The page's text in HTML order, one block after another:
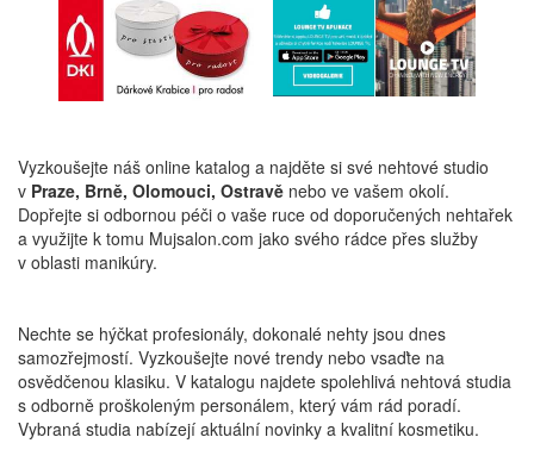
Vyzkoušejte náš online katalog a najděte si své nehtové studio
v Praze, Brně, Olomouci, Ostravě nebo ve vašem okolí.
Dopřejte si odbornou péči o vaše ruce od doporučených nehtařek
a využijte k tomu Mujsalon.com jako svého rádce přes služby
v oblasti manikúry.
Nechte se hýčkat profesionály, dokonalé nehty jsou dnes
samozřejmostí. Vyzkoušejte nové trendy nebo vsaďte na
osvědčenou klasiku. V katalogu najdete spolehlivá nehtová studia
s odborně proškoleným personálem, který vám rád poradí.
Vybraná studia nabízejí aktuální novinky a kvalitní kosmetiku.